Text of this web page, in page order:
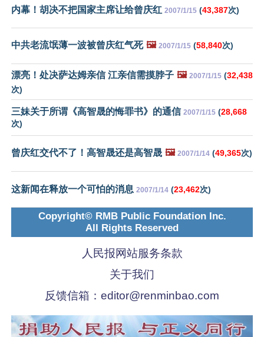
内幕！胡决不把国家主席让给曾庆红 2007/1/15 (43,387次)
中共老流氓薄一波被曾庆红气死 🖼️ 2007/1/15 (58,840次)
漂亮！处决萨达姆亲信 江亲信需摸脖子 🖼️ 2007/1/15 (32,438
次)
三妹关于所谓《高智晟的悔罪书》的通信 2007/1/15 (28,668
次)
曾庆红交代不了！高智晟还是高智晟 🖼️ 2007/1/14 (49,365次)
这新闻在释放一个可怕的消息 2007/1/14 (23,462次)
Copyright© RMB Public Foundation Inc.
All Rights Reserved
人民报网站服务条款
关于我们
反馈信箱： editor@renminbao.com